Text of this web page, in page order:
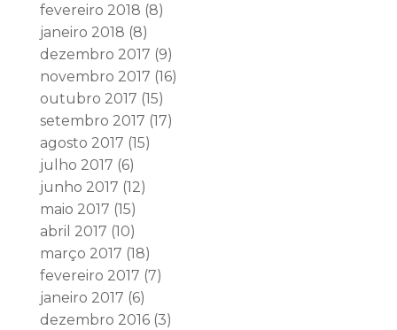
fevereiro 2018 (8)
janeiro 2018 (8)
dezembro 2017 (9)
novembro 2017 (16)
outubro 2017 (15)
setembro 2017 (17)
agosto 2017 (15)
julho 2017 (6)
junho 2017 (12)
maio 2017 (15)
abril 2017 (10)
março 2017 (18)
fevereiro 2017 (7)
janeiro 2017 (6)
dezembro 2016(3)